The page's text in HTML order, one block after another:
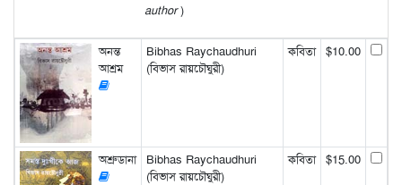
author)
অনন্ত
আশ্রম
Bibhas Raychaudhuri
(বিভাস রায়চৌঘুরী)
কবিতা $10.00
অশ্রুডানা
Bibhas Raychaudhuri
(বিভাস রায়চৌঘুরী)
কবিতা $15.00